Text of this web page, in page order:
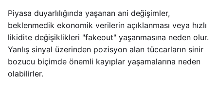
Piyasa duyarlılığında yaşanan ani değişimler,
beklenmedik ekonomik verilerin açıklanması veya hızlı
likidite değişiklikleri "fakeout" yaşanmasına neden olur.
Yanlış sinyal üzerinden pozisyon alan tüccarların sinir
bozucu biçimde önemli kayıplar yaşamalarına neden
olabilirler.